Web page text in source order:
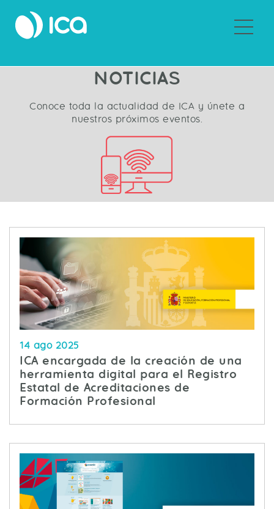
NOTICIAS
Conoce toda la actualidad de ICA y únete a
nuestros próximos eventos.
14 ago 2025
ICA encargada de la creación de una
herramienta digital para el Registro
Estatal de Acreditaciones de
Formación Profesional